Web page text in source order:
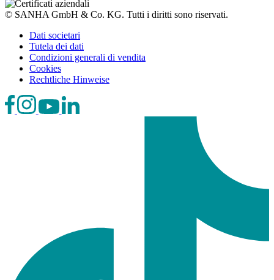
© SANHA GmbH & Co. KG. Tutti i diritti sono riservati.
Dati societari
Tutela dei dati
Condizioni generali di vendita
Cookies
Rechtliche Hinweise